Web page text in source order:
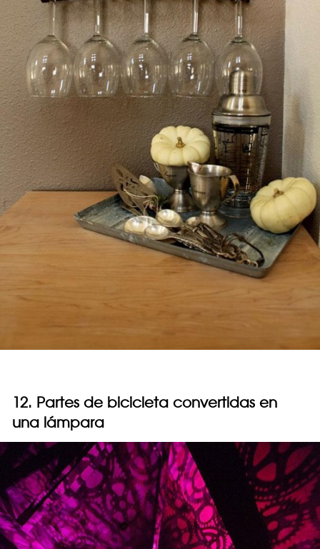
12. Partes de bicicleta convertidas en
una lámpara